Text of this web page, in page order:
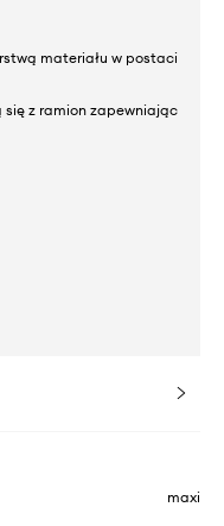
materiału w postaci
z ramion zapewniając
maxi